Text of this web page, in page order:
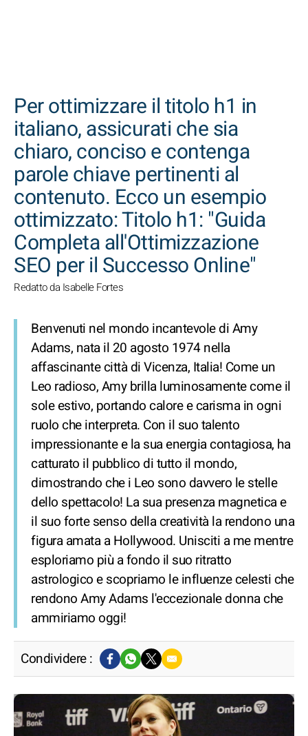
Per ottimizzare il titolo h1 in
italiano, assicurati che sia
chiaro, conciso e contenga
parole chiave pertinenti al
contenuto. Ecco un esempio
ottimizzato: Titolo h1: "Guida
Completa all'Ottimizzazione
SEO per il Successo Online"
Redatto da Isabelle Fortes
Benvenuti nel mondo incantevole di Amy
Adams, nata il 20 agosto 1974 nella
affascinante città di Vicenza, Italia! Come un
Leo radioso, Amy brilla luminosamente come il
sole estivo, portando calore e carisma in ogni
ruolo che interpreta. Con il suo talento
impressionante e la sua energia contagiosa, ha
catturato il pubblico di tutto il mondo,
dimostrando che i Leo sono davvero le stelle
dello spettacolo! La sua presenza magnetica e
il suo forte senso della creatività la rendono una
figura amata a Hollywood. Unisciti a me mentre
esploriamo più a fondo il suo ritratto
astrologico e scopriamo le influenze celesti che
rendono Amy Adams l'eccezionale donna che
ammiriamo oggi!
Condividere :